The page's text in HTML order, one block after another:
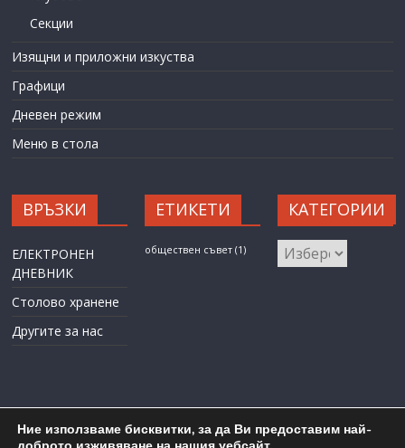
Секции
Изящни и приложни изкуства
Графици
Дневен режим
Меню в стола
ВРЪЗКИ
ЕЛЕКТРОНЕН
ДНЕВНИК
Столово хранене
Другите за нас
ЕТИКЕТИ
обществен съвет (1)
КАТЕГОРИИ
КАТЕГОРИИ
Ние използваме бисквитки, за да Ви предоставим най-